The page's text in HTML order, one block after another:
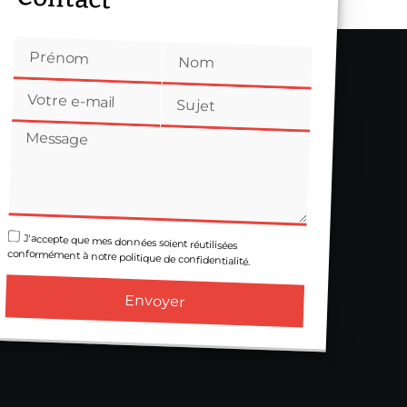
J'accepte que mes données soient réutilisées
conformément à notre politique de confidentialité.
Envoyer